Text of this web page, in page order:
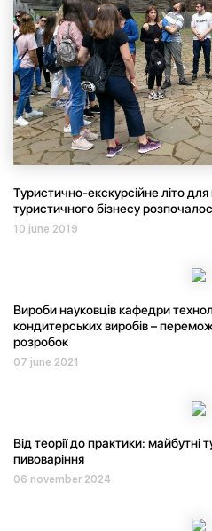
Туристично-екскурсійне літо для
туристичного бізнесу
10 june 2019
Вироби науковців кафедри
кондитерських виробів –
розробок
07 june 2021
Від теорії до практики: майбутні
пивоваріння
06 november 2024